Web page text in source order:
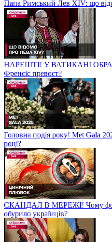
Папа Римський Лев XIV: що
НАРЕШТІ! У ВАТИКАНІ
Френсіс превост?
Головна подія року! Met Gala
році?
СКАНДАЛ В МЕРЕЖІ! Чому
обурило українців?